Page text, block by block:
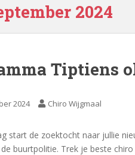
2024
Tiptiens
2024 Chiro Wijgmaal
start de zoektocht naar jullie
buurtpolitie. Trek je beste